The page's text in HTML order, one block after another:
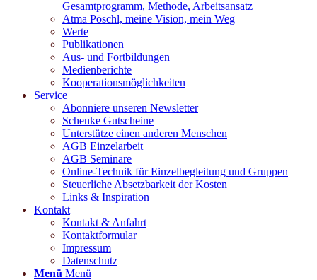
Gesamtprogramm, Methode, Arbeitsansatz
Atma Pöschl, meine Vision, mein Weg
Werte
Publikationen
Aus- und Fortbildungen
Medienberichte
Kooperationsmöglichkeiten
Service
Abonniere unseren Newsletter
Schenke Gutscheine
Unterstütze einen anderen Menschen
AGB Einzelarbeit
AGB Seminare
Online-Technik für Einzelbegleitung und Gruppen
Steuerliche Absetzbarkeit der Kosten
Links & Inspiration
Kontakt
Kontakt & Anfahrt
Kontaktformular
Impressum
Datenschutz
Menü Menü